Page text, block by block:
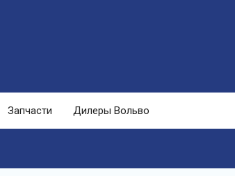
Запчасти Дилеры Вольво